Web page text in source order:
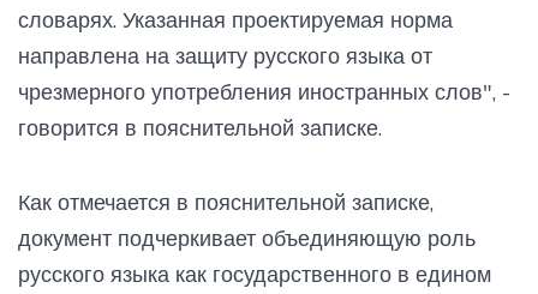
словарях. Указанная проектируемая норма
направлена на защиту русского языка от
чрезмерного употребления иностранных слов", -
говорится в пояснительной записке.
Как отмечается в пояснительной записке,
документ подчеркивает объединяющую роль
русского языка как государственного в едином